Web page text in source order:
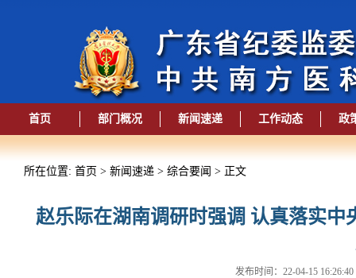
首页 部门概况 新闻速递 工作动态 政
所在位置: 首页 > 新闻速递 > 综合要闻 > 正文
赵乐际在湖南调研时强调 认真落实
发布时间：22-04-15